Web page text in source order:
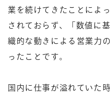
業を続けてきたことによ
されておらず、「数値に
織的な動きによる営業力
ったことです。
国内に仕事が溢れていた